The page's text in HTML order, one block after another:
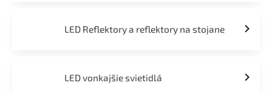
LED Reflektory a reflektory na stojane
LED vonkajšie svietidlá